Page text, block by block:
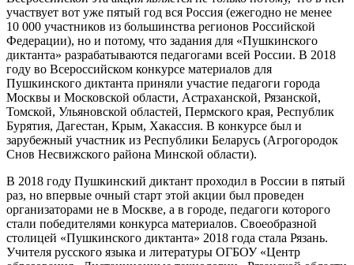
участвует вот уже пятый год вся Россия (ежегодно не менее
10 000 участников из большинства регионов Российской
Федерации), но и потому, что задания для «Пушкинского
диктанта» разрабатываются педагогами всей России. В 2018
году во Всероссийском конкурсе материалов для
Пушкинского диктанта приняли участие педагоги города
Москвы и Московской области, Астраханской, Рязанской,
Томской, Ульяновской областей, Пермского края, Республик
Бурятия, Дагестан, Крым, Хакассия. В конкурсе был и
зарубежный участник из Республики Беларусь (Агрогородок
Снов Несвижского района Минской области).
В 2018 году Пушкинский диктант проходил в России в пятый
раз, но впервые очный старт этой акции был проведен
организаторами не в Москве, а в городе, педагоги которого
стали победителями конкурса материалов. Своеобразной
столицей «Пушкинского диктанта» 2018 года стала Рязань.
Учителя русского языка и литературы ОГБОУ «Центр